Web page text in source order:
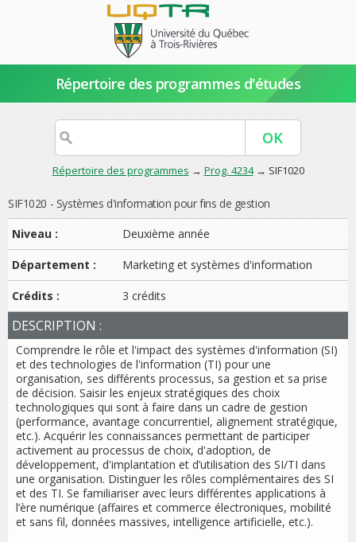
Répertoire des programmes d'études
Répertoire des programmes → Prog. 4234→ SIF1020
SIF1020 - Systèmes d'information pour fins de gestion
Niveau :
Deuxième année
Département : Marketing et systèmes d'information
Crédits : 3 crédits
DESCRIPTION :
Comprendre le rôle et l'impact des systèmes d'information (SI)
et des technologies de l'information (TI) pour une
organisation, ses différents processus, sa gestion et sa prise
de décision. Saisir les enjeux stratégiques des choix
technologiques qui sont à faire dans un cadre de gestion
(performance, avantage concurrentiel, alignement stratégique,
etc.). Acquérir les connaissances permettant de participer
activement au processus de choix, d'adoption, de
développement, d'implantation et d’utilisation des SI/TI dans
une organisation. Distinguer les rôles complémentaires des SI
et des TI. Se familiariser avec leurs différentes applications à
l’ère numérique (affaires et commerce électroniques, mobilité
et sans fil, données massives, intelligence artificielle, etc.).